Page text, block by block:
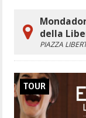
della
PIAZZA
TOUR